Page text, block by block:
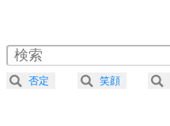
4 器の大きい
プラス思考
2.0倍速 （174KB 44
2.5倍速 （140KB 35秒
3.0倍速 （116KB 29秒
否定 笑顔